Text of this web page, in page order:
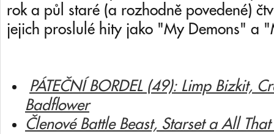
rok a půl staré (a rozhodně povedené)
jejich proslulé hity jako "My Demons" a
PÁTEČNÍ BORDEL (49): Limp Bizkit,
Badflower
Členové Battle Beast, Starset a All